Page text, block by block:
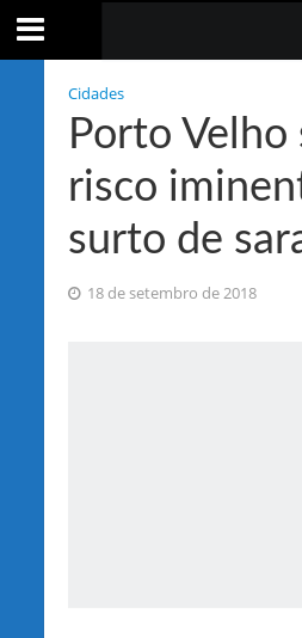
Cidades
Porto Velho
risco
surto de
18 de setembro de 2018